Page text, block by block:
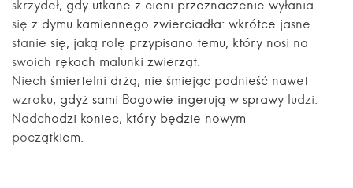
skrzydeł, gdy utkane z cieni przeznaczenie wyłania
się z dymu kamiennego zwierciadła: wkrótce jasne
stanie się, jaką rolę przypisano temu, który nosi na
swoich rękach malunki zwierząt.
Niech śmiertelni drżą, nie śmiejąc podnieść nawet
wzroku, gdyż sami Bogowie ingerują w sprawy ludzi.
Nadchodzi koniec, który będzie nowym
początkiem.